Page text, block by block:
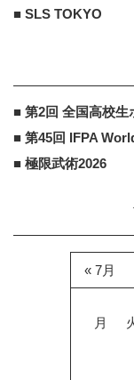
■ SLS TOKYO
■ 第2回 全国高校生
■ 第45回 IFPA
■ 極限武術2026
月
« 7月